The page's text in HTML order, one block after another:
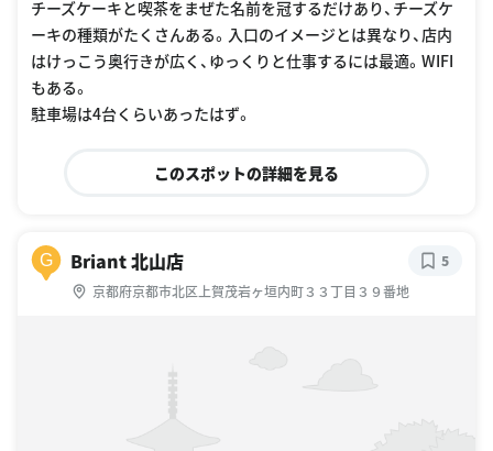
チーズケーキと喫茶をまぜた名前を冠するだけあり、チーズケ
ーキの種類がたくさんある。入口のイメージとは異なり、店内
はけっこう奥行きが広く、ゆっくりと仕事するには最適。WIFI
もある。
駐車場は4台くらいあったはず。
このスポットの詳細を見る
G Briant 北山店
京都府京都市北区上賀茂岩ヶ垣内町３３丁目３９番地
5